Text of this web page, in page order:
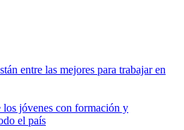
entre las mejores para trabajar en
jóvenes con formación y
el país